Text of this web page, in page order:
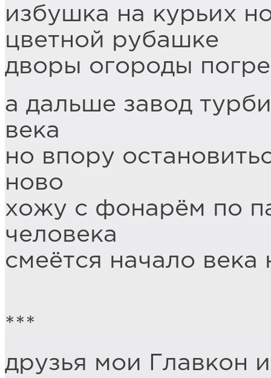
избушка на курьих
цветной рубашке
дворы огороды
а дальше завод
века
но впору
ново
хожу с фонарём по
человека
смеётся начало
***
друзья мои Главкон